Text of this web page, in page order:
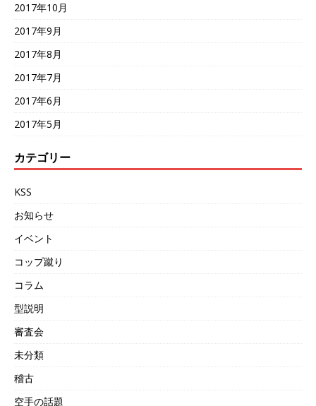
2017年10月
2017年9月
2017年8月
2017年7月
2017年6月
2017年5月
カテゴリー
KSS
お知らせ
イベント
コップ蹴り
コラム
型説明
審査会
未分類
稽古
空手の話題